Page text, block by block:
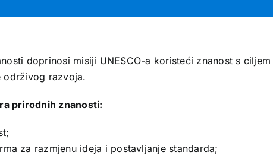
doprinosi misiji UNESCO-a koristeći znanost s
održivog razvoja.
prirodnih znanosti:
za razmjenu ideja i postavljanje standarda;